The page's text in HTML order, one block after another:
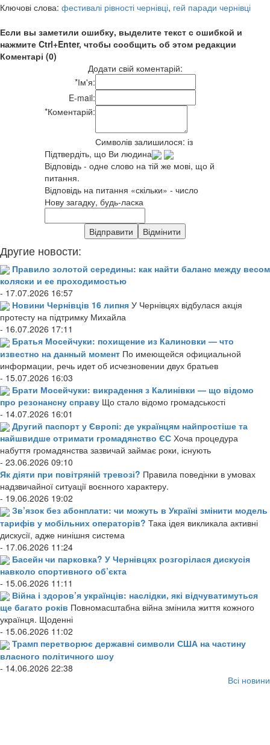
Ключові слова: фестивалі рівності чернівці, гей паради чернівці
Если вы заметили ошибку, выделите текст с ошибкой и
нажмите Ctrl+Enter, чтобы сообщить об этом редакции
Коментарі (0)
Додати свій коментарій:
*Ім'я:
E-mail:
*Коментарій:
Символів залишилося: із
Підтвердіть, що Ви людина
Відповідь - одне слово на тій же мові, що й
питання.
Відповідь на питання «скільки» - число
Нову загадку, будь-ласка
Другие новости:
Правило золотой середины: как найти баланс между весом
коляски и ее проходимостью
- 17.07.2026 16:57
Новини Чернівців 16 липня У Чернівцях відбулася акція
протесту на підтримку Михайла
- 16.07.2026 17:11
Братья Мосейчуки: похищение из Калиновки — что
известно на данный момент По имеющейся официальной
информации, речь идет об исчезновении двух братьев
- 15.07.2026 16:03
Брати Мосейчуки: викрадення з Калинівки — що відомо
про резонансну справу Що стало відомо громадськості
- 14.07.2026 16:01
Другий паспорт у Європі: де українцям найпростіше та
найшвидше отримати громадянство ЄС Хоча процедура
набуття громадянства зазвичай займає роки, існують
- 23.06.2026 09:10
Як діяти при повітряній тревозі? Правила поведінки в умовах
надзвичайної ситуації воєнного характеру.
- 19.06.2026 19:02
Зв’язок без абонплати: чи можуть в Україні змінити модель
тарифів у мобільних операторів? Така ідея викликала активні
дискусії, адже нинішня система
- 17.06.2026 11:24
Басейн чи парковка? У Чернівцях розгорілася дискусія
навколо спортивного об’єкта
- 15.06.2026 11:11
Війна і здоров’я українців: наслідки, які відчуватимуться
ще багато років Повномасштабна війна змінила життя кожного
українця. Щоденні
- 15.06.2026 11:02
Трамп перетворює державні символи США на частину
власного політичного шоу
- 14.06.2026 22:38
Всі новини